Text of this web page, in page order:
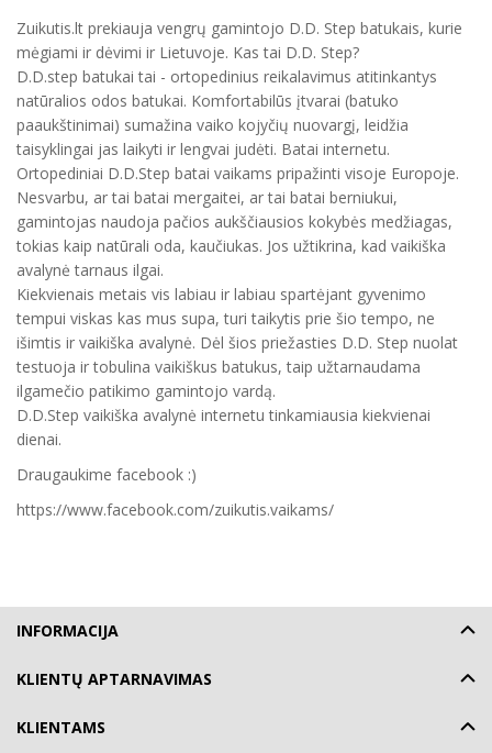
Zuikutis.lt prekiauja vengrų gamintojo D.D. Step batukais, kurie
mėgiami ir dėvimi ir Lietuvoje. Kas tai D.D. Step?
D.D.step batukai tai - ortopedinius reikalavimus atitinkantys
natūralios odos batukai. Komfortabilūs įtvarai (batuko
paaukštinimai) sumažina vaiko kojyčių nuovargį, leidžia
taisyklingai jas laikyti ir lengvai judėti. Batai internetu.
Ortopediniai D.D.Step batai vaikams pripažinti visoje Europoje.
Nesvarbu, ar tai batai mergaitei, ar tai batai berniukui,
gamintojas naudoja pačios aukščiausios kokybės medžiagas,
tokias kaip natūrali oda, kaučiukas. Jos užtikrina, kad vaikiška
avalynė tarnaus ilgai.
Kiekvienais metais vis labiau ir labiau spartėjant gyvenimo
tempui viskas kas mus supa, turi taikytis prie šio tempo, ne
išimtis ir vaikiška avalynė. Dėl šios priežasties D.D. Step nuolat
testuoja ir tobulina vaikiškus batukus, taip užtarnaudama
ilgamečio patikimo gamintojo vardą.
D.D.Step vaikiška avalynė internetu tinkamiausia kiekvienai
dienai.
Draugaukime facebook :)
https://www.facebook.com/zuikutis.vaikams/
INFORMACIJA
KLIENTŲ APTARNAVIMAS
KLIENTAMS